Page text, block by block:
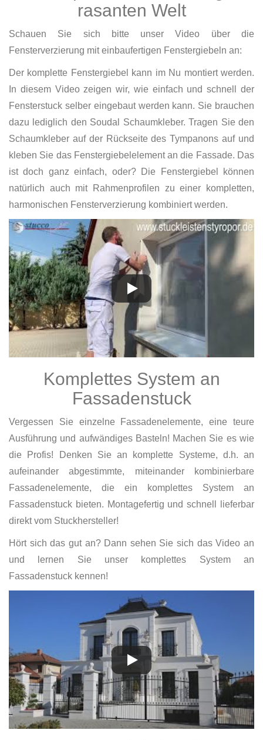
rasanten Welt
Schauen Sie sich bitte unser Video über die
Fensterverzierung mit einbaufertigen Fenstergiebeln an:
Der komplette Fenstergiebel kann im Nu montiert werden.
In diesem Video zeigen wir, wie einfach und schnell der
Fensterstuck selber eingebaut werden kann. Sie brauchen
dazu lediglich den Soudal Schaumkleber. Tragen Sie den
Schaumkleber auf der Rückseite des Tympanons auf und
kleben Sie das Fenstergiebelelement an die Fassade. Das
ist doch ganz einfach, oder? Die Fenstergiebel können
natürlich auch mit Rahmenprofilen zu einer kompletten,
harmonischen Fensterverzierung kombiniert werden.
Komplettes System an
Fassadenstuck
Vergessen Sie einzelne Fassadenelemente, eine teure
Ausführung und aufwändiges Basteln! Machen Sie es wie
die Profis! Denken Sie an komplette Systeme, d.h. an
aufeinander abgestimmte, miteinander kombinierbare
Fassadenelemente, die ein komplettes System an
Fassadenstuck bieten. Montagefertig und schnell lieferbar
direkt vom Stuckhersteller!
Hört sich das gut an? Dann sehen Sie sich das Video an
und lernen Sie unser komplettes System an
Fassadenstuck kennen!